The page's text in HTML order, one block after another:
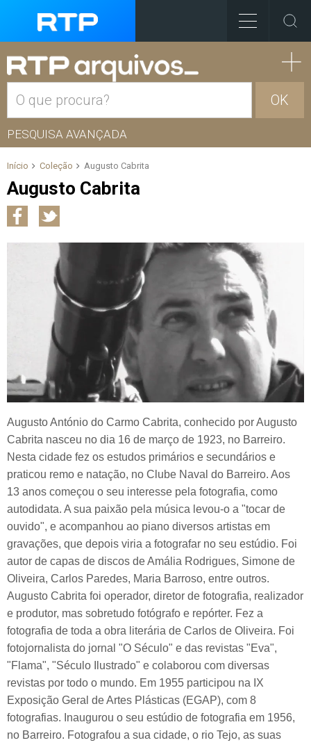
OK
PESQUISA AVANÇADA
Início Coleção Augusto Cabrita
Augusto Cabrita
Augusto António do Carmo Cabrita, conhecido por Augusto
Cabrita nasceu no dia 16 de março de 1923, no Barreiro.
Nesta cidade fez os estudos primários e secundários e
praticou remo e natação, no Clube Naval do Barreiro. Aos
13 anos começou o seu interesse pela fotografia, como
autodidata. A sua paixão pela música levou-o a "tocar de
ouvido", e acompanhou ao piano diversos artistas em
gravações, que depois viria a fotografar no seu estúdio. Foi
autor de capas de discos de Amália Rodrigues, Simone de
Oliveira, Carlos Paredes, Maria Barroso, entre outros.
Augusto Cabrita foi operador, diretor de fotografia, realizador
e produtor, mas sobretudo fotógrafo e repórter. Fez a
fotografia de toda a obra literária de Carlos de Oliveira. Foi
fotojornalista do jornal "O Século" e das revistas "Eva",
"Flama", "Século Ilustrado" e colaborou com diversas
revistas por todo o mundo. Em 1955 participou na IX
Exposição Geral de Artes Plásticas (EGAP), com 8
fotografias. Inaugurou o seu estúdio de fotografia em 1956,
no Barreiro. Fotografou a sua cidade, o rio Tejo, as suas